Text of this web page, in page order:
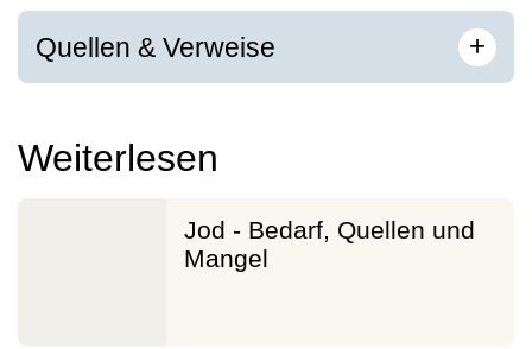
Quellen & Verweise +
Weiterlesen
Jod - Bedarf, Quellen und
Mangel